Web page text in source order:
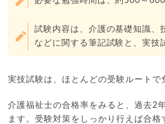
試験内容は、介護の基礎知識、
などに関する筆記試験と、実技
実技試験は、ほとんどの受験ルートで
介護福祉士の合格率をみると、過去2
ます。受験対策をしっかり行えば合格